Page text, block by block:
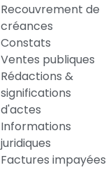
Recouvrement de
créances
Constats
Ventes publiques
Rédactions &
significations
d'actes
Informations
juridiques
Factures impayées